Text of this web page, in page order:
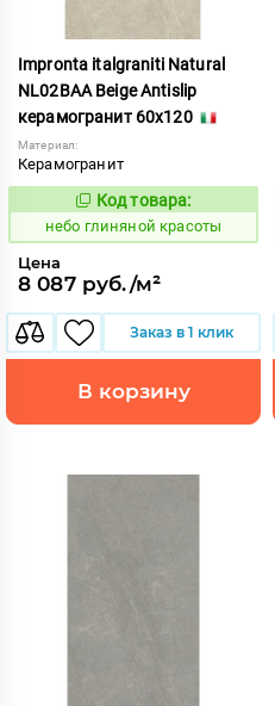
Impronta italgraniti Natural
NL02BAA Beige Antislip
керамогранит 60x120
Материал:
Керамогранит
1111540
Код товара:
небо глиняной красоты
Цена
8 087 руб./м²
Заказ в 1 клик
В корзину